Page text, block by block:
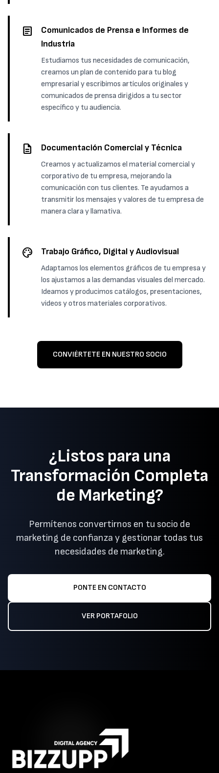
article
Comunicados de Prensa e Informes de
Industria
Estudiamos tus necesidades de comunicación,
creamos un plan de contenido para tu blog
empresarial y escribimos artículos originales y
comunicados de prensa dirigidos a tu sector
específico y tu audiencia.
description Documentación Comercial y Técnica
Creamos y actualizamos el material comercial y
corporativo de tu empresa, mejorando la
comunicación con tus clientes. Te ayudamos a
transmitir los mensajes y valores de tu empresa de
manera clara y llamativa.
palette Trabajo Gráfico, Digital y Audiovisual
Adaptamos los elementos gráficos de tu empresa y
los ajustamos a las demandas visuales del mercado.
Ideamos y producimos catálogos, presentaciones,
videos y otros materiales corporativos.
CONVIÉRTETE EN NUESTRO SOCIO
¿Listos para una
Transformación Completa
de Marketing?
Permítenos convertirnos en tu socio de
marketing de confianza y gestionar todas tus
necesidades de marketing.
PONTE EN CONTACTO
VER PORTAFOLIO